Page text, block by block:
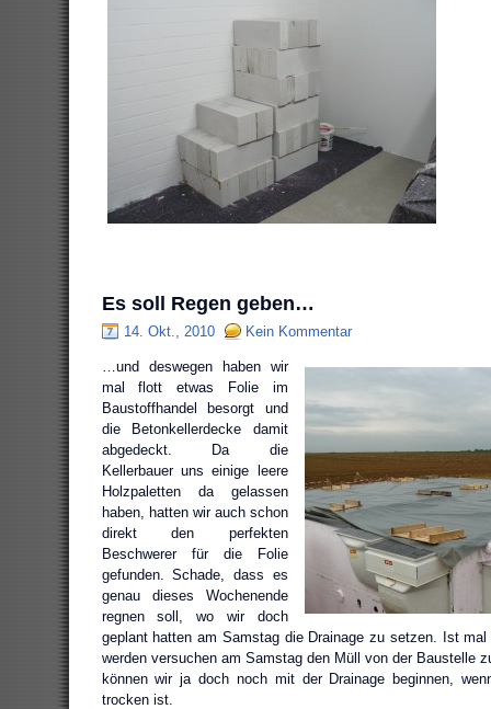
Es soll Regen geben…
14. Okt., 2010 Kein Kommentar
…und deswegen haben wir
mal flott etwas Folie im
Baustoffhandel besorgt und
die Betonkellerdecke damit
abgedeckt. Da die
Kellerbauer uns einige leere
Holzpaletten da gelassen
haben, hatten wir auch schon
direkt den perfekten
Beschwerer für die Folie
gefunden. Schade, dass es
genau dieses Wochenende
regnen soll, wo wir doch
geplant hatten am Samstag die Drainage zu setzen. Ist
werden versuchen am Samstag den Müll von der Baustelle
können wir ja doch noch mit der Drainage beginnen,
trocken ist.